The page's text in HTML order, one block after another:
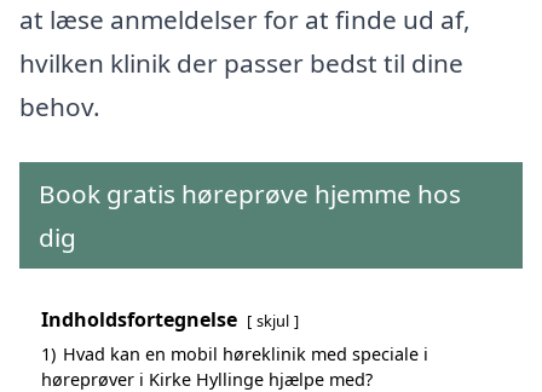
at læse anmeldelser for at finde ud af,
hvilken klinik der passer bedst til dine
behov.
Book gratis høreprøve hjemme hos
dig
Indholdsfortegnelse skjul
1) Hvad kan en mobil høreklinik med speciale i
høreprøver i Kirke Hyllinge hjælpe med?